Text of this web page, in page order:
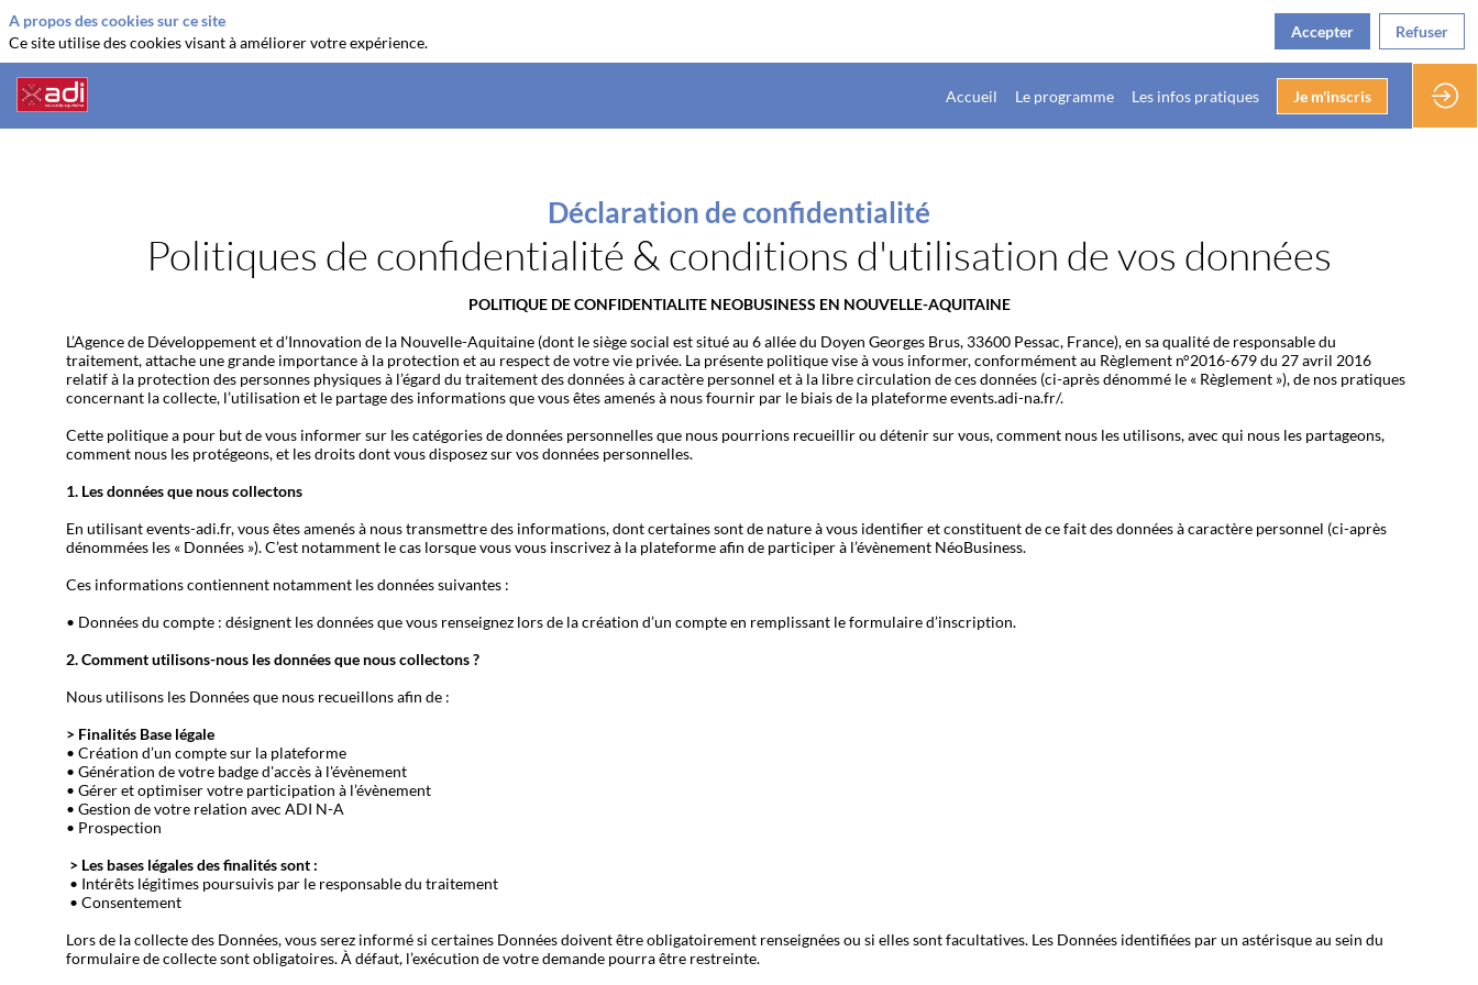
Accueil Le programme Les infos pratiques Je m'inscris
Déclaration de confidentialité
Politiques de confidentialité & conditions d'utilisation de vos données
POLITIQUE DE CONFIDENTIALITE NEOBUSINESS EN NOUVELLE-AQUITAINE
L’Agence de Développement et d’Innovation de la Nouvelle-Aquitaine (dont le siège social est situé au 6 allée du Doyen Georges Brus, 33600 Pessac, France), en sa qualité de responsable du
traitement, attache une grande importance à la protection et au respect de votre vie privée. La présente politique vise à vous informer, conformément au Règlement n°2016-679 du 27 avril 2016
relatif à la protection des personnes physiques à l’égard du traitement des données à caractère personnel et à la libre circulation de ces données (ci-après dénommé le « Règlement »), de nos pratiques
concernant la collecte, l’utilisation et le partage des informations que vous êtes amenés à nous fournir par le biais de la plateforme events.adi-na.fr/.
Cette politique a pour but de vous informer sur les catégories de données personnelles que nous pourrions recueillir ou détenir sur vous, comment nous les utilisons, avec qui nous les partageons,
comment nous les protégeons, et les droits dont vous disposez sur vos données personnelles.
1. Les données que nous collectons
En utilisant events-adi.fr, vous êtes amenés à nous transmettre des informations, dont certaines sont de nature à vous identifier et constituent de ce fait des données à caractère personnel (ci-après
dénommées les « Données »). C’est notamment le cas lorsque vous vous inscrivez à la plateforme afin de participer à l’évènement NéoBusiness.
Ces informations contiennent notamment les données suivantes :
• Données du compte : désignent les données que vous renseignez lors de la création d’un compte en remplissant le formulaire d’inscription.
2. Comment utilisons-nous les données que nous collectons ?
Nous utilisons les Données que nous recueillons afin de :
> Finalités Base légale
• Création d’un compte sur la plateforme
• Génération de votre badge d'accès à l'évènement
• Gérer et optimiser votre participation à l’évènement
• Gestion de votre relation avec ADI N-A
• Prospection
> Les bases légales des finalités sont :
• Intérêts légitimes poursuivis par le responsable du traitement
• Consentement
Lors de la collecte des Données, vous serez informé si certaines Données doivent être obligatoirement renseignées ou si elles sont facultatives. Les Données identifiées par un astérisque au sein du
formulaire de collecte sont obligatoires. À défaut, l’exécution de votre demande pourra être restreinte.
A propos des cookies sur ce site
Ce site utilise des cookies visant à améliorer votre expérience.
Accepter Refuser